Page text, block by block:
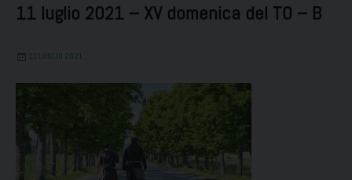
11 luglio 2021 – XV domenica del TO – B
11 LUGLIO 2021